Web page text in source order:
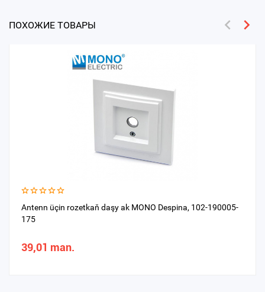
ПОХОЖИЕ ТОВАРЫ
Antenn üçin rozetkaň daşy ak MONO Despina, 102-190005-
175
39,01 man.